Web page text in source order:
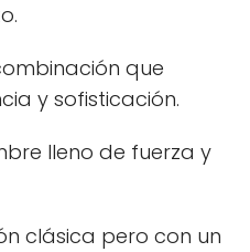
que
y sofisticación.
lleno de fuerza y
clásica pero con un